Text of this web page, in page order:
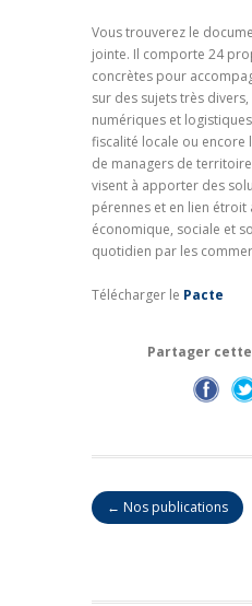
Vous trouverez le
jointe. Il comporte 24
concrètes pour
sur des sujets très
numériques et
fiscalité locale ou
de managers de
visent à apporter des
pérennes et en lien étroit
économique, sociale et
quotidien par les
Télécharger le Pacte
Partager
← Nos publications